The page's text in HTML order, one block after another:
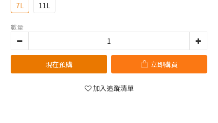
7L 11L
數量
現在預購 立即購買
加入追蹤清單